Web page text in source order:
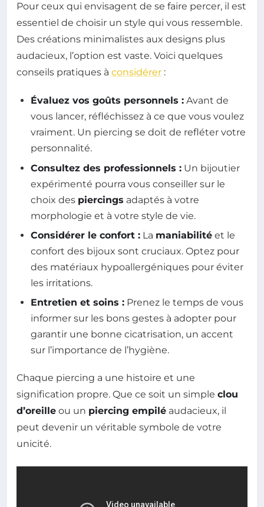
Pour ceux qui envisagent de se faire percer, il est
essentiel de choisir un style qui vous ressemble.
Des créations minimalistes aux designs plus
audacieux, l’option est vaste. Voici quelques
conseils pratiques à considérer :
Évaluez vos goûts personnels : Avant de
vous lancer, réfléchissez à ce que vous voulez
vraiment. Un piercing se doit de refléter votre
personnalité.
Consultez des professionnels : Un bijoutier
expérimenté pourra vous conseiller sur le
choix des piercings adaptés à votre
morphologie et à votre style de vie.
Considérer le confort : La maniabilité et le
confort des bijoux sont cruciaux. Optez pour
des matériaux hypoallergéniques pour éviter
les irritations.
Entretien et soins : Prenez le temps de vous
informer sur les bons gestes à adopter pour
garantir une bonne cicatrisation, un accent
sur l’importance de l’hygiène.
Chaque piercing a une histoire et une
signification propre. Que ce soit un simple clou
d’oreille ou un piercing empilé audacieux, il
peut devenir un véritable symbole de votre
unicité.